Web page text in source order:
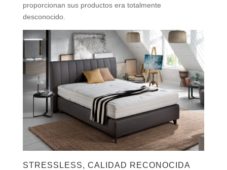
proporcionan sus productos era totalmente
desconocido.
STRESSLESS, CALIDAD RECONOCIDA